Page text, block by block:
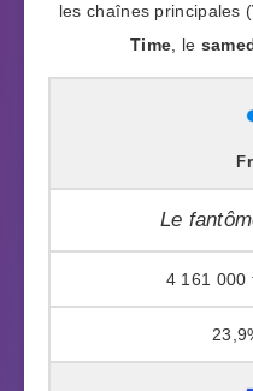
les chaînes principales (
Time , le
Le
4 161 000